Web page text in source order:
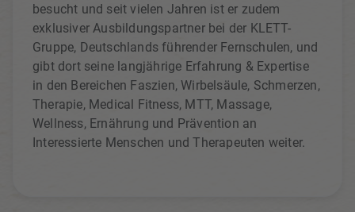
besucht und seit vielen Jahren ist er zudem
exklusiver Ausbildungspartner bei der KLETT-
Gruppe, Deutschlands führender Fernschulen, und
gibt dort seine langjährige Erfahrung & Expertise
in den Bereichen Faszien, Wirbelsäule, Schmerzen,
Therapie, Medical Fitness, MTT, Massage,
Wellness, Ernährung und Prävention an
Interessierte Menschen und Therapeuten weiter.